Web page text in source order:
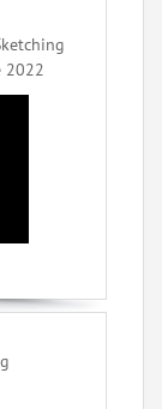
2022